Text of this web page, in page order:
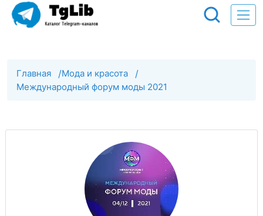
Главная /Мода и красота /
Международный форум моды 2021